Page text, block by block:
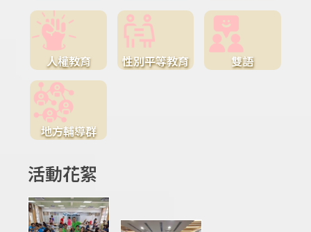
人權教育 性別平等教育 雙語
地方輔導群
活動花絮